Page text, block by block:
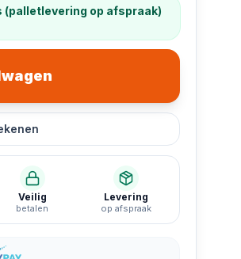
(palletlevering op afspraak)
Veilig
betalen
Levering
op afspraak